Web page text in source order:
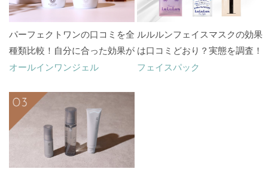
パーフェクトワンの口コミを全
種類比較！自分に合った効果が
あるのはどれ？
オールインワンジェル
ルルルンフェイスマスクの効果
は口コミどおり？実態を調査！
フェイスパック